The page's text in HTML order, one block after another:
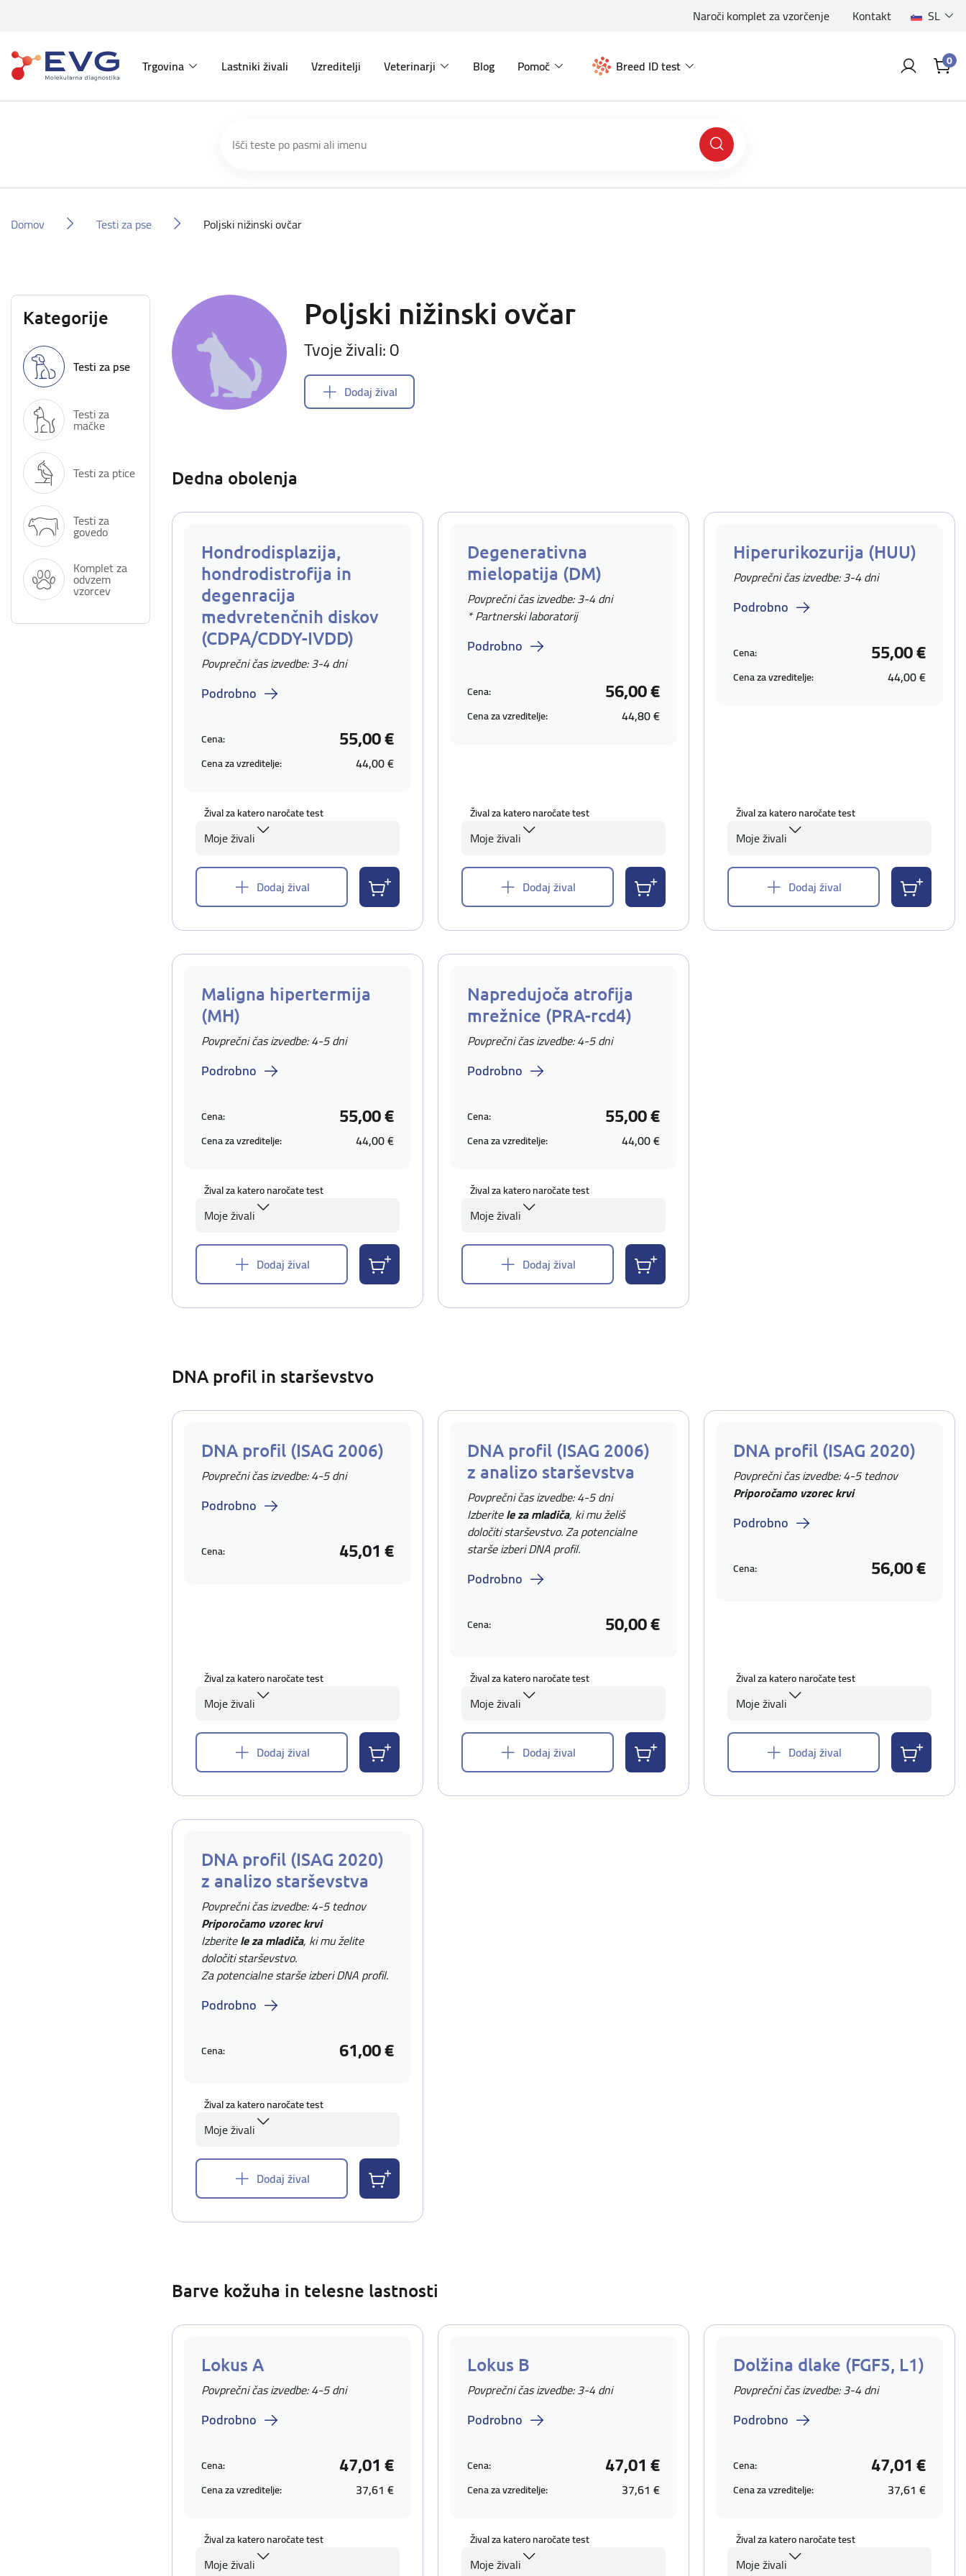
Naroči komplet za vzorčenje Kontakt SL
Trgovina Lastniki živali Vzreditelji Veterinarji Blog Pomoč Breed ID test 0
Domov Testi za pse Poljski nižinski ovčar
Kategorije
Testi za pse
Testi za
mačke
Testi za ptice
Testi za
govedo
Komplet za
odvzem
vzorcev
Poljski nižinski ovčar
Tvoje živali: 0
Dodaj žival
Dedna obolenja
Hondrodisplazija,
hondrodistrofija in
degenracija
medvretenčnih diskov
(CDPA/CDDY-IVDD)
Povprečni čas izvedbe: 3-4 dni
Podrobno
Cena: 55,00 €
Cena za vzreditelje: 44,00 €
Žival za katero naročate test
Moje živali
Dodaj žival
Degenerativna
mielopatija (DM)
Povprečni čas izvedbe: 3-4 dni
* Partnerski laboratorij
Podrobno
Cena: 56,00 €
Cena za vzreditelje: 44,80 €
Žival za katero naročate test
Moje živali
Dodaj žival
Hiperurikozurija (HUU)
Povprečni čas izvedbe: 3-4 dni
Podrobno
Cena: 55,00 €
Cena za vzreditelje: 44,00 €
Žival za katero naročate test
Moje živali
Dodaj žival
Maligna hipertermija
(MH)
Povprečni čas izvedbe: 4-5 dni
Podrobno
Cena: 55,00 €
Cena za vzreditelje: 44,00 €
Žival za katero naročate test
Moje živali
Dodaj žival
Napredujoča atrofija
mrežnice (PRA-rcd4)
Povprečni čas izvedbe: 4-5 dni
Podrobno
Cena: 55,00 €
Cena za vzreditelje: 44,00 €
Žival za katero naročate test
Moje živali
Dodaj žival
DNA profil in starševstvo
DNA profil (ISAG 2006)
Povprečni čas izvedbe: 4-5 dni
Podrobno
Cena: 45,01 €
Žival za katero naročate test
Moje živali
Dodaj žival
DNA profil (ISAG 2006)
z analizo starševstva
Povprečni čas izvedbe: 4-5 dni
Izberitele za mladiča, ki mu želiš
določiti starševstvo. Za potencialne
starše izberi DNA profil.
Podrobno
Cena: 50,00 €
Žival za katero naročate test
Moje živali
Dodaj žival
DNA profil (ISAG 2020)
Povprečni čas izvedbe: 4-5 tednov
Priporočamo vzorec krvi
Podrobno
Cena: 56,00 €
Žival za katero naročate test
Moje živali
Dodaj žival
DNA profil (ISAG 2020)
z analizo starševstva
Povprečni čas izvedbe: 4-5 tednov
Priporočamo vzorec krvi
Izberitele za mladiča, ki mu želite
določiti starševstvo.
Za potencialne starše izberi DNA profil.
Podrobno
Cena: 61,00 €
Žival za katero naročate test
Moje živali
Dodaj žival
Barve kožuha in telesne lastnosti
Lokus A
Povprečni čas izvedbe: 4-5 dni
Podrobno
Cena: 47,01 €
Cena za vzreditelje: 37,61 €
Žival za katero naročate test
Moje živali
Lokus B
Povprečni čas izvedbe: 3-4 dni
Podrobno
Cena: 47,01 €
Cena za vzreditelje: 37,61 €
Žival za katero naročate test
Moje živali
Dolžina dlake (FGF5, L1)
Povprečni čas izvedbe: 3-4 dni
Podrobno
Cena: 47,01 €
Cena za vzreditelje: 37,61 €
Žival za katero naročate test
Moje živali